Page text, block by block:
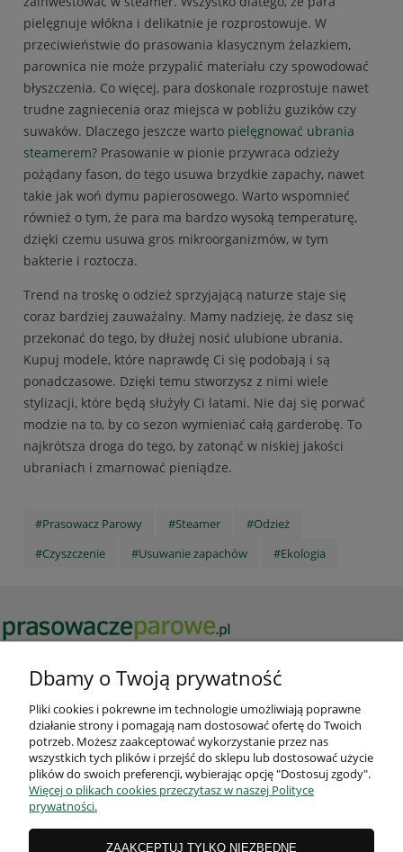
pielęgnuje włókna i delikatnie je rozprostowuje. W
przeciwieństwie do prasowania klasycznym żelazkiem,
parownica nie może przypalić materiału czy spowodować
błyszczenia. Co więcej, para doskonale rozprostuje nawet
trudne zagniecenia oraz miejsca w pobliżu guzików czy
suwaków. Dlaczego jeszcze warto pielęgnować ubrania
steamerem? Prasowanie w pionie przywraca odzieży
pożądany fason, do tego usuwa brzydkie zapachy, nawet
takie jak woń dymu papierosowego. Warto wspomnieć
również o tym, że para ma bardzo wysoką temperaturę,
dzięki czemu usuwa gros mikroorganizmów, w tym
bakterie i roztocza.
Trend na troskę o odzież sprzyjającą naturze staje się
coraz bardziej zauważalny. Mamy nadzieję, że dasz się
przekonać do tego, by dłużej nosić ulubione ubrania.
Kupuj modele, które naprawdę Ci się podobają i są
ponadczasowe. Dzięki temu stworzysz z nimi wiele
stylizacji, które będą służyły Ci latami. Nie daj się porwać
modzie na to, by co sezon wymieniać całą garderobę. To
najkrótsza droga do tego, by zatonąć w niskiej jakości
ubraniach i zmarnować pieniądze.
#Prasowacz Parowy #Steamer
#Odzież
#Czyszczenie
#Usuwanie zapachów #Ekologia
Potrzebujesz pomocy? Zadzwoń!
+48 606 377 000
Dbamy o Twoją prywatność
Pliki cookies i pokrewne im technologie umożliwiają poprawne
działanie strony i pomagają nam dostosować ofertę do Twoich
potrzeb. Możesz zaakceptować wykorzystanie przez nas
wszystkich tych plików i przejść do sklepu lub dostosować użycie
plików do swoich preferencji, wybierając opcję "Dostosuj zgody".
Więcej o plikach cookies przeczytasz w naszej Polityce
prywatności.
ZAAKCEPTUJ TYLKO NIEZBĘDNE